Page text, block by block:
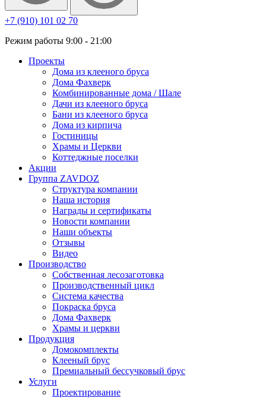
+7 (910) 101 02 70
Режим работы 9:00 - 21:00
Проекты
Дома из клееного бруса
Дома Фахверк
Комбинированные дома / Шале
Дачи из клееного бруса
Бани из клееного бруса
Дома из кирпича
Гостиницы
Храмы и Церкви
Коттеджные поселки
Акции
Группа ZAVDOZ
Структура компании
Наша история
Награды и сертификаты
Новости компании
Наши объекты
Отзывы
Видео
Производство
Собственная лесозаготовка
Производственный цикл
Система качества
Покраска бруса
Дома Фахверк
Храмы и церкви
Продукция
Домокомплекты
Клееный брус
Премиальный бессучковый брус
Услуги
Проектирование